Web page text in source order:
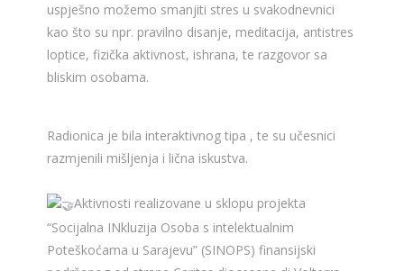
uspješno možemo smanjiti stres u svakodnevnici
kao što su npr. pravilno disanje, meditacija, antistres
loptice, fizička aktivnost, ishrana, te razgovor sa
bliskim osobama.
Radionica je bila interaktivnog tipa , te su učesnici
razmjenili mišljenja i lična iskustva.
Aktivnosti realizovane u sklopu projekta
“Socijalna INkluzija Osoba s intelektualnim
Poteškoćama u Sarajevu” (SINOPS) finansijski